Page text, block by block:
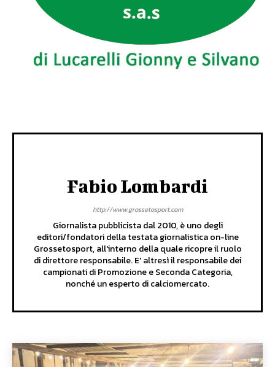
Fabio Lombardi
http://www.grossetosport.com
Giornalista pubblicista dal 2010, è uno degli
editori/fondatori della testata giornalistica on-line
Grossetosport, all'interno della quale ricopre il ruolo
di direttore responsabile. E' altresì il responsabile dei
campionati di Promozione e Seconda Categoria,
nonché un esperto di calciomercato.